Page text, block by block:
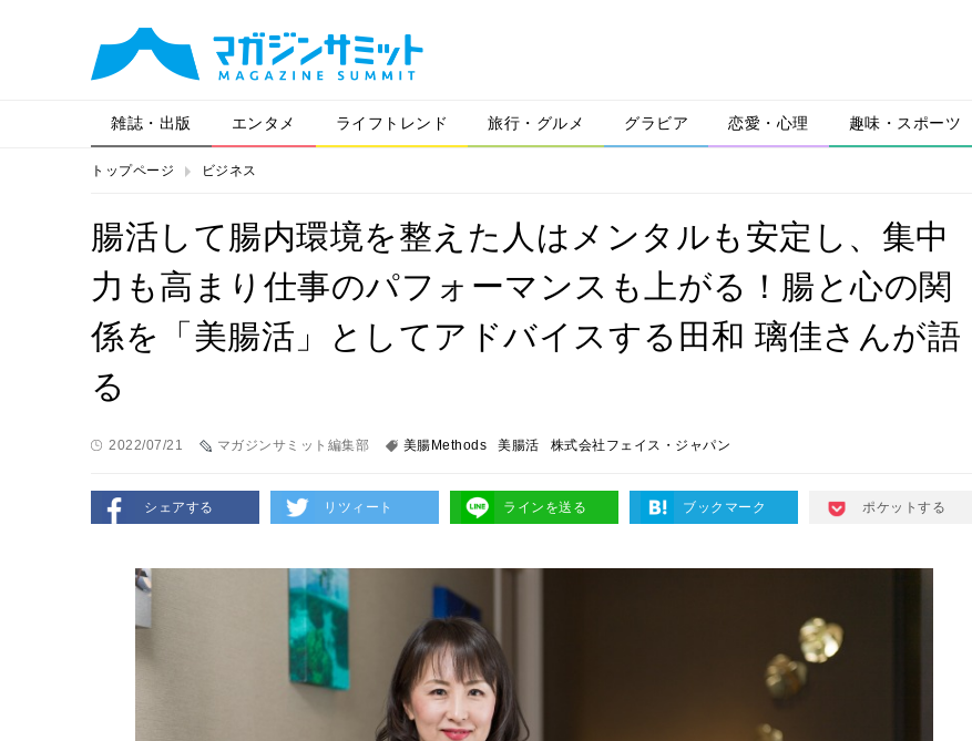
雑誌・出版 エンタメ ライフトレンド 旅行・グルメ グラビア 恋愛・心理 趣味・スポーツ
トップページ ビジネス
腸活して腸内環境を整えた人はメンタルも安定し、集中
力も高まり仕事のパフォーマンスも上がる！腸と心の関
係を「美腸活」としてアドバイスする田和 璃佳さんが語
る
2022/07/21 マガジンサミット編集部 美腸Methods 美腸活 株式会社フェイス・ジャパン
シェアする リツィート ラインを送る ブックマーク ポケットする